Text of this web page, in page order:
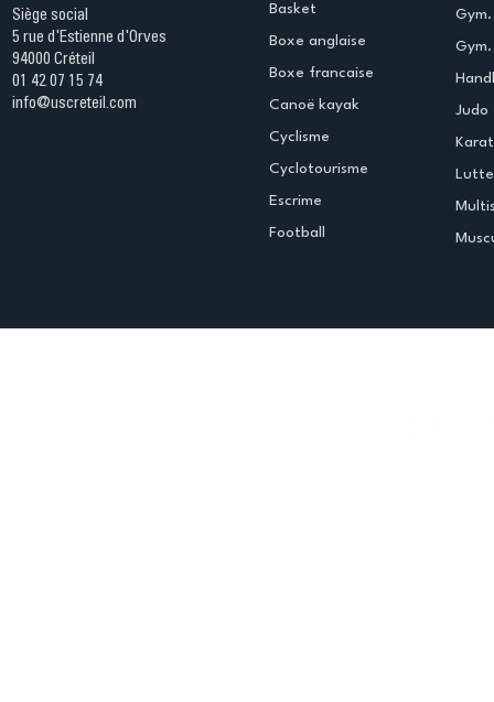
Siège social
5 rue d'Estienne d'Orves
94000 Créteil
01 42 07 15 74
info@uscreteil.com
Basket
Boxe anglaise
Boxe francaise
Canoë kayak
Cyclisme
Cyclotourisme
Escrime
Football
Judo
Lutte